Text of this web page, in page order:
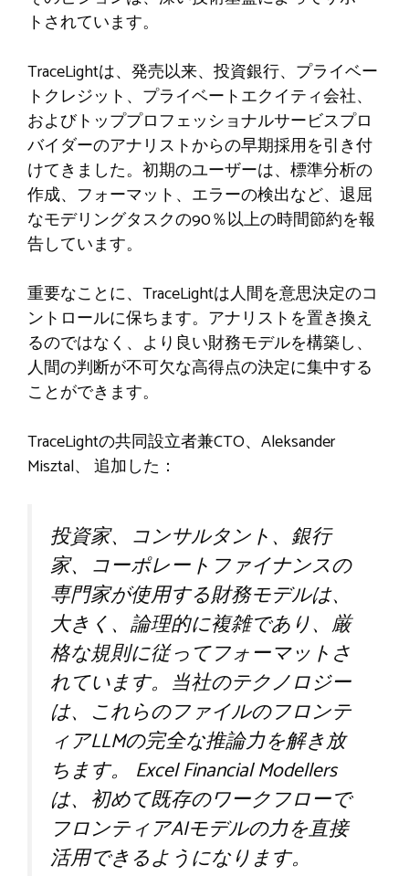
トされています。
TraceLightは、発売以来、投資銀行、プライベー
トクレジット、プライベートエクイティ会社、
およびトッププロフェッショナルサービスプロ
バイダーのアナリストからの早期採用を引き付
けてきました。初期のユーザーは、標準分析の
作成、フォーマット、エラーの検出など、退屈
なモデリングタスクの90％以上の時間節約を報
告しています。
重要なことに、TraceLightは人間を意思決定のコ
ントロールに保ちます。アナリストを置き換え
るのではなく、より良い財務モデルを構築し、
人間の判断が不可欠な高得点の決定に集中する
ことができます。
TraceLightの共同設立者兼CTO、Aleksander
Misztal、 追加した：
投資家、コンサルタント、銀行
家、コーポレートファイナンスの
専門家が使用する財務モデルは、
大きく、論理的に複雑であり、厳
格な規則に従ってフォーマットさ
れています。当社のテクノロジー
は、これらのファイルのフロンテ
ィアLLMの完全な推論力を解き放
ちます。 Excel Financial Modellers
は、初めて既存のワークフローで
フロンティアAIモデルの力を直接
活用できるようになります。